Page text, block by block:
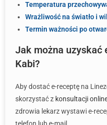
Temperatura
Wrażliwość na światło i
Termin ważności po
Jak można uzyskać
Kabi?
Aby dostać e-receptę na
skorzystać z konsultacji
zdrowia lekarz wystawi e-